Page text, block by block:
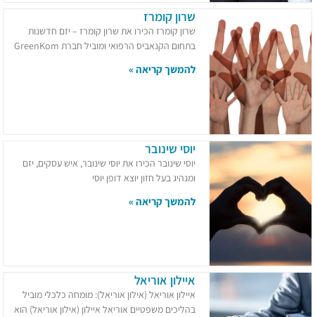
שרון קומרז
שרון קומרז הכירו את שרון קומרז – יזם חדשנות
בתחום הקנאביס הרפואי ומוביל חברת GreenKom
להמשך קריאה »
יוסי שינובר
יוסי שינובר הכירו את יוסי שינובר, איש עסקים, יזם
ומנהיג בעל חזון יוצא דופן יוסי
להמשך קריאה »
איילון אוריאל
איילון אוריאל (אילון אוריאל): מומחה כלכלי מוביל
בהליכים משפטיים אוריאל איילון (אילון אוריאל) הוא